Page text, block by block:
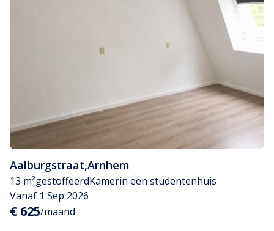
Aalburgstraat,Arnhem
13 m²gestoffeerdKamerin een studentenhuis
Vanaf 1 Sep 2026
€ 625/maand